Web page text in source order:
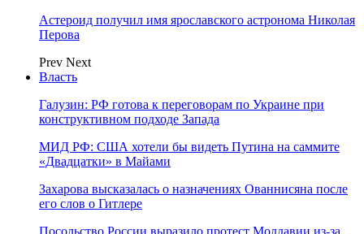
Астероид получил имя ярославского астронома Николая
Перова
Prev Next
Власть
Галузин: РФ готова к переговорам по Украине при
конструктивном подходе Запада
МИД РФ: США хотели бы видеть Путина на саммите
«Двадцатки» в Майами
Захарова высказалась о назначениях Ованнисяна после
его слов о Гитлере
Посольство России выразило протест Молдавии из-за